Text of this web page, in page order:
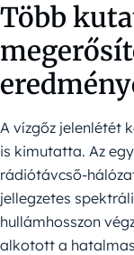
Több
A vízgőz jelenlétét
is kimutatta. Az
rádiótávcső-
jellegzetes
hullámhosszon
alkotott a